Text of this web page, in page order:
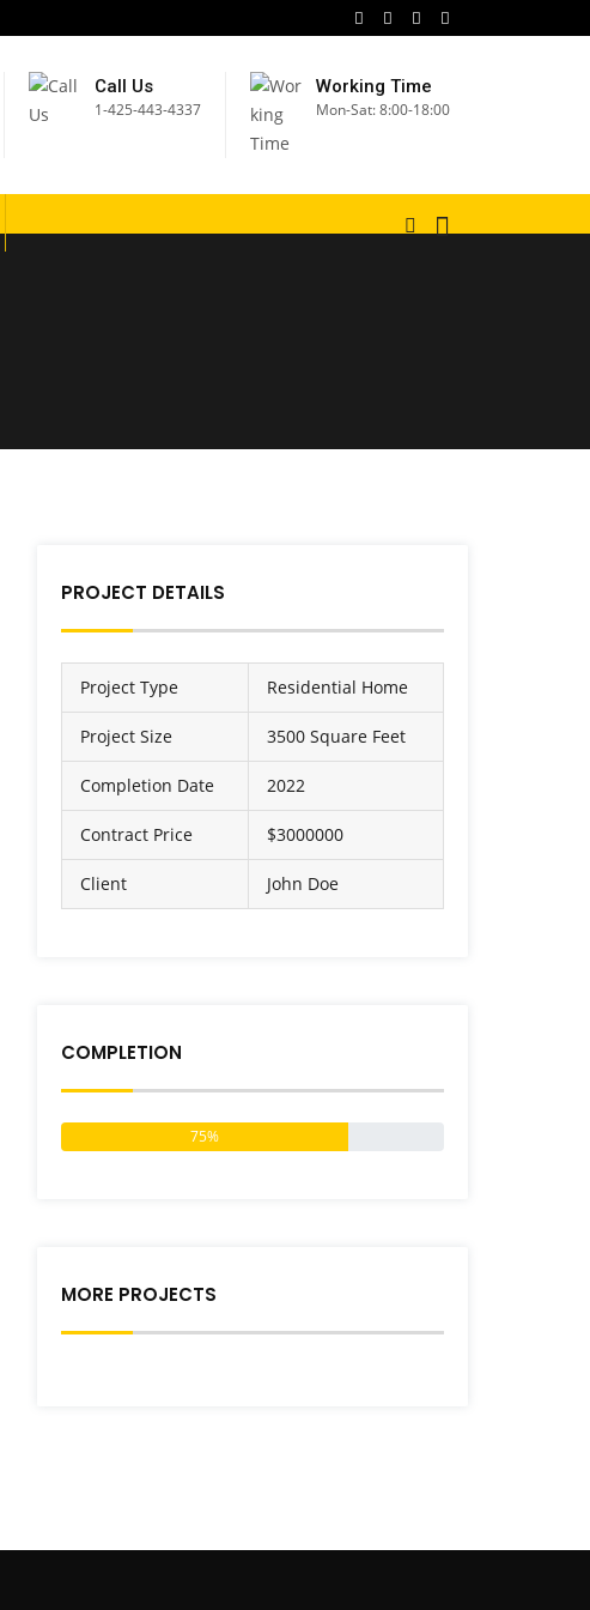
Call Us
1-425-443-4337
Working Time
Mon-Sat: 8:00-18:00
PROJECT DETAILS
Project Type Residential Home
Project Size 3500 Square Feet
Completion Date 2022
Contract Price $3000000
Client John Doe
COMPLETION
75%
MORE PROJECTS